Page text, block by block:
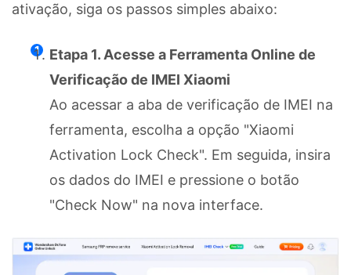
ativação, siga os passos simples abaixo:
Etapa 1. Acesse a Ferramenta Online de
Verificação de IMEI Xiaomi
Ao acessar a aba de verificação de IMEI na
ferramenta, escolha a opção "Xiaomi
Activation Lock Check". Em seguida, insira
os dados do IMEI e pressione o botão
"Check Now" na nova interface.